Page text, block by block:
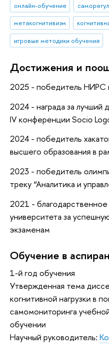
онлайн-обучение
метакогнитивизм
игровые методики обучения
Достижения и
2025 - победитель НИРС
2024 - награда за лучший
IV конференции Socio
2024 - победитель
высшего образования в
2023 - победитель
треку “Аналитика и
2021 -
университета за
экзаменам
Обучение в
1-й год обучения
Утвержденная тема
когнитивной нагрузки в
самомониторинга
обучении
Научный руководитель: